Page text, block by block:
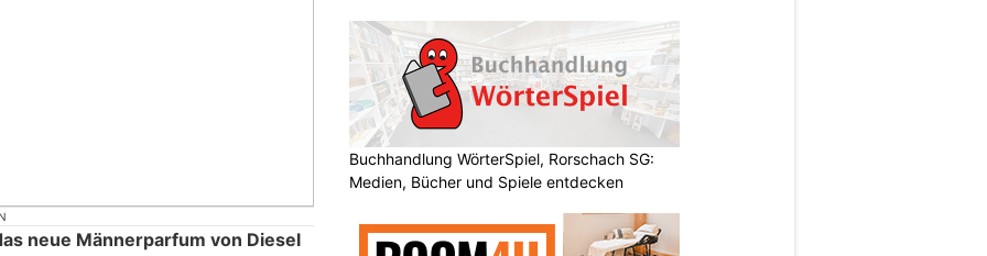
neue Männerparfum von Diesel
Buchhandlung WörterSpiel, Rorschach SG:
Medien, Bücher und Spiele entdecken